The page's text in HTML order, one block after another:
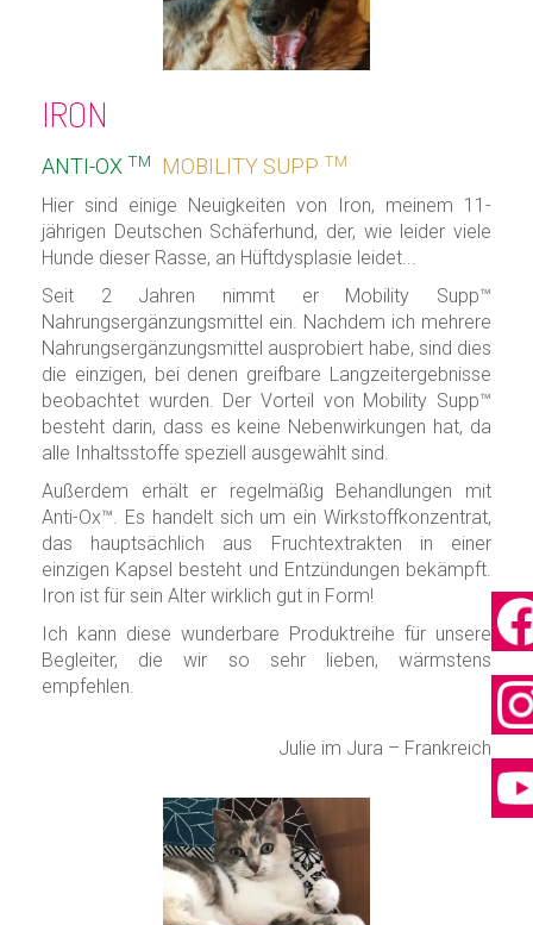
IRON
ANTI-OX TM MOBILITY SUPP TM
Hier sind einige Neuigkeiten von Iron, meinem 11-
jährigen Deutschen Schäferhund, der, wie leider viele
Hunde dieser Rasse, an Hüftdysplasie leidet...
Seit 2 Jahren nimmt er Mobility Supp™
Nahrungsergänzungsmittel ein. Nachdem ich mehrere
Nahrungsergänzungsmittel ausprobiert habe, sind dies
die einzigen, bei denen greifbare Langzeitergebnisse
beobachtet wurden. Der Vorteil von Mobility Supp™
besteht darin, dass es keine Nebenwirkungen hat, da
alle Inhaltsstoffe speziell ausgewählt sind.
Außerdem erhält er regelmäßig Behandlungen mit
Anti-Ox™. Es handelt sich um ein Wirkstoffkonzentrat,
das hauptsächlich aus Fruchtextrakten in einer
einzigen Kapsel besteht und Entzündungen bekämpft.
Iron ist für sein Alter wirklich gut in Form!
Ich kann diese wunderbare Produktreihe für unsere
Begleiter, die wir so sehr lieben, wärmstens
empfehlen.
Julie im Jura – Frankreich